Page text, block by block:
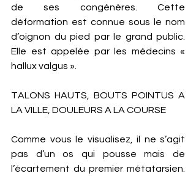
de ses congénères. Cette
déformation est connue sous le nom
d’oignon du pied par le grand public.
Elle est appelée par les médecins «
hallux valgus ».
TALONS HAUTS, BOUTS POINTUS A
LA VILLE, DOULEURS A LA COURSE
Comme vous le visualisez, il ne s’agit
pas d’un os qui pousse mais de
l’écartement du premier métatarsien.